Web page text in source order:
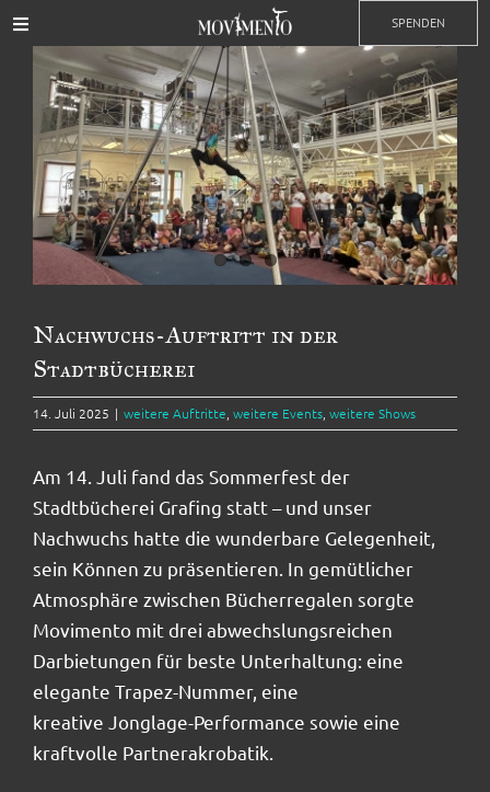
Zum
Inhalt
springen
Toggle
Navigation
Events
Training
Impressionen
Partner
Shop
SPENDEN
Zeige
grösseres
Bild
Nachwuchs-Auftritt in der
Stadtbücherei
14. Juli 2025 | weitere Auftritte, weitere Events, weitere Shows
Am 14. Juli fand das Sommerfest der
Stadtbücherei Grafing statt – und unser
Nachwuchs hatte die wunderbare Gelegenheit,
sein Können zu präsentieren. In gemütlicher
Atmosphäre zwischen Bücherregalen sorgte
Movimento mit drei abwechslungsreichen
Darbietungen für beste Unterhaltung: eine
elegante Trapez-Nummer, eine
kreative Jonglage-Performance sowie eine
kraftvolle Partnerakrobatik.